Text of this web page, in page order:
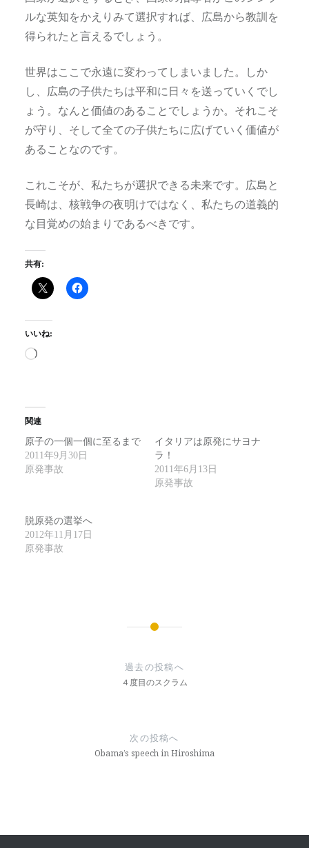
ルな英知をかえりみて選択すれば、広島から教訓を
得られたと言えるでしょう。
世界はここで永遠に変わってしまいました。しか
し、広島の子供たちは平和に日々を送っていくでし
ょう。なんと価値のあることでしょうか。それこそ
が守り、そして全ての子供たちに広げていく価値が
あることなのです。
これこそが、私たちが選択できる未来です。広島と
長崎は、核戦争の夜明けではなく、私たちの道義的
な目覚めの始まりであるべきです。
共有:
いいね:
読
関連
原子の一個一個に至るまで
2011年9月30日
原発事故
イタリアは原発にサヨナ
ラ！
2011年6月13日
原発事故
脱原発の選挙へ
2012年11月17日
原発事故
ン
過去の投稿へ
４度目のスクラム
次の投稿へ
Obama’s speech in Hiroshima